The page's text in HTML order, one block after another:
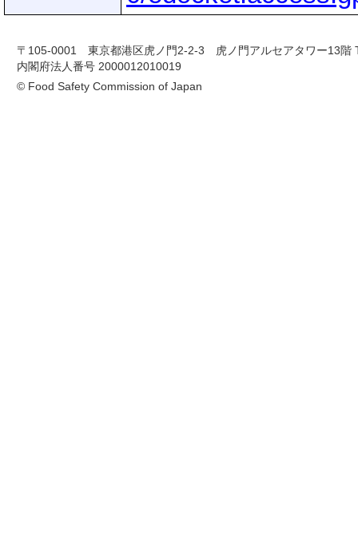
〒105-0001 東京都港区虎ノ門2-2-3 虎ノ門アルセアタワー13階
内閣府法人番号 2000012010019
© Food Safety Commission of Japan